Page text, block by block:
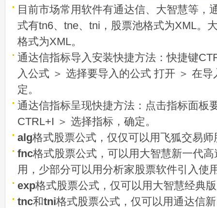
目前市场常用软件有通达信、大智慧等，
式有tn6、tne、tni，股票池格式为XML。
格式为XML。
通达信指标导入安装快捷方法：快捷键
入公式 ＞ 选择要导入的公式 打开 ＞ 在
定。
通达信指标呈现快捷方法：点击指标面板
CTRL+I ＞ 选择指标，确定。
alg格式股票公式，仅仅可以用飞狐交易
fnc格式股票公式，可以用大智慧新一代
用，少部分可以用分析家股票软件引入使
exp格式股票公式，仅可以用大智慧经典
tnc和tni格式股票公式，仅可以用通达信